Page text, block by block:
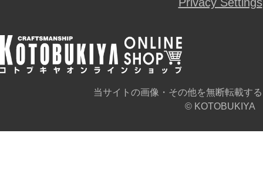
当サイトの画像・その他を無断転載す
© KOTOBUKIYA